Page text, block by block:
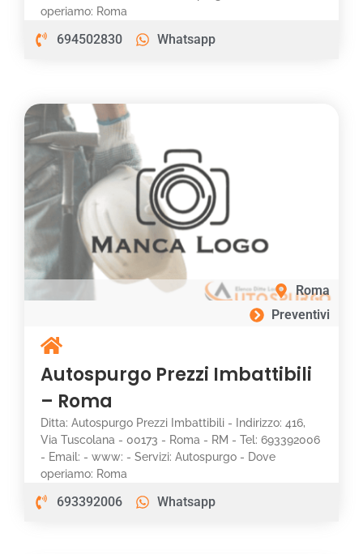
operiamo: Roma
694502830 Whatsapp
Roma
Preventivi
Autospurgo Prezzi Imbattibili
– Roma
Ditta: Autospurgo Prezzi Imbattibili - Indirizzo: 416,
Via Tuscolana - 00173 - Roma - RM - Tel: 693392006
- Email: - www: - Servizi: Autospurgo - Dove
operiamo: Roma
693392006 Whatsapp